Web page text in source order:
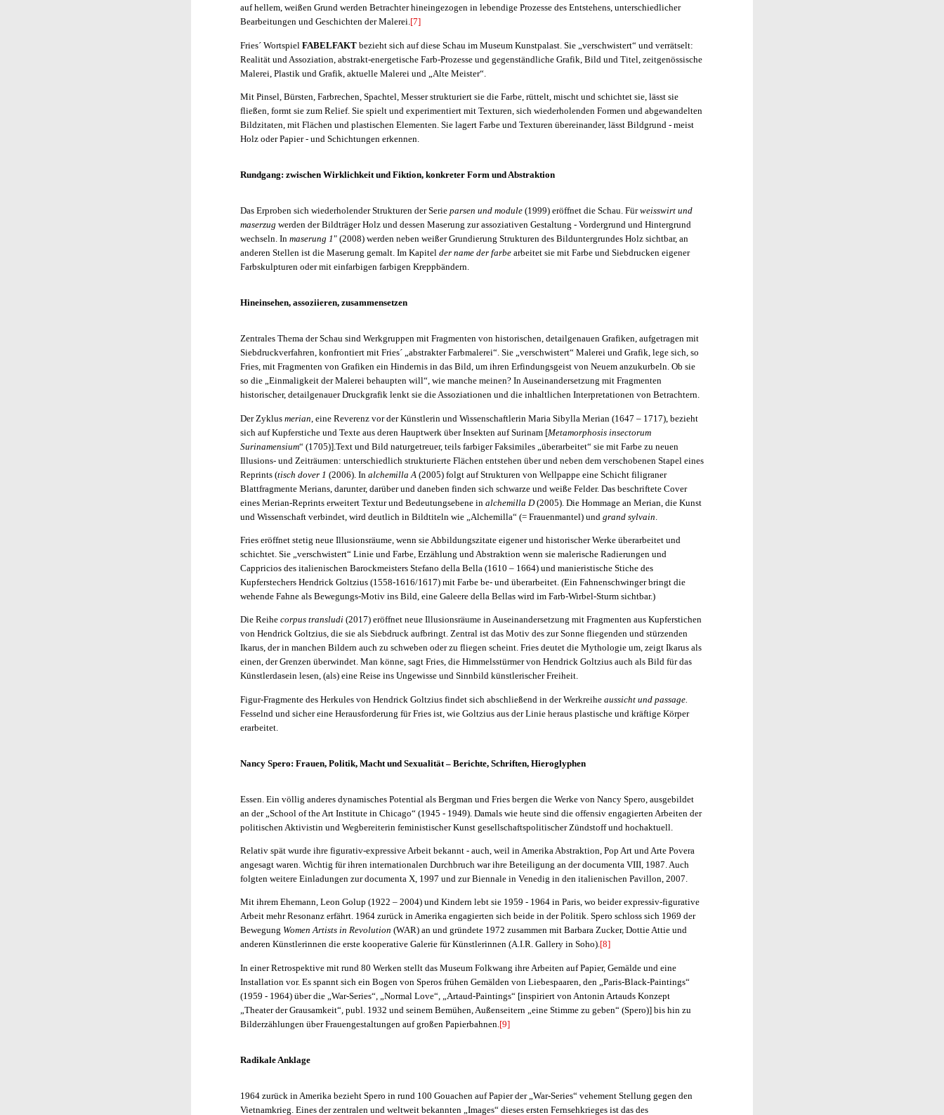
auf hellem, weißen Grund werden Betrachter hineingezogen in lebendige Prozesse des Entstehens, unterschiedlicher
Bearbeitungen und Geschichten der Malerei.[7]
Fries´ Wortspiel FABELFAKT bezieht sich auf diese Schau im Museum Kunstpalast. Sie „verschwistert“ und verrätselt:
Realität und Assoziation, abstrakt-energetische Farb-Prozesse und gegenständliche Grafik, Bild und Titel, zeitgenössische
Malerei, Plastik und Grafik, aktuelle Malerei und „Alte Meister“.
Mit Pinsel, Bürsten, Farbrechen, Spachtel, Messer strukturiert sie die Farbe, rüttelt, mischt und schichtet sie, lässt sie
fließen, formt sie zum Relief. Sie spielt und experimentiert mit Texturen, sich wiederholenden Formen und abgewandelten
Bildzitaten, mit Flächen und plastischen Elementen. Sie lagert Farbe und Texturen übereinander, lässt Bildgrund - meist
Holz oder Papier - und Schichtungen erkennen.
Rundgang: zwischen Wirklichkeit und Fiktion, konkreter Form und Abstraktion
Das Erproben sich wiederholender Strukturen der Serie parsen und module (1999) eröffnet die Schau. Fürweisswirt und
maserzug werden der Bildträger Holz und dessen Maserung zur assoziativen Gestaltung - Vordergrund und Hintergrund
wechseln. In maserung 1" (2008) werden neben weißer Grundierung Strukturen des Bilduntergrundes Holz sichtbar, an
anderen Stellen ist die Maserung gemalt. Im Kapitel der name der farbe arbeitet sie mit Farbe und Siebdrucken eigener
Farbskulpturen oder mit einfarbigen farbigen Kreppbändern.
Hineinsehen, assoziieren, zusammensetzen
Zentrales Thema der Schau sind Werkgruppen mit Fragmenten von historischen, detailgenauen Grafiken, aufgetragen mit
Siebdruckverfahren, konfrontiert mit Fries´ „abstrakter Farbmalerei“. Sie „verschwistert“ Malerei und Grafik, lege sich, so
Fries, mit Fragmenten von Grafiken ein Hindernis in das Bild, um ihren Erfindungsgeist von Neuem anzukurbeln. Ob sie
so die „Einmaligkeit der Malerei behaupten will“, wie manche meinen? In Auseinandersetzung mit Fragmenten
historischer, detailgenauer Druckgrafik lenkt sie die Assoziationen und die inhaltlichen Interpretationen von Betrachtern.
Der Zyklus merian , eine Reverenz vor der Künstlerin und Wissenschaftlerin Maria Sibylla Merian (1647 – 1717), bezieht
sich auf Kupferstiche und Texte aus deren Hauptwerk über Insekten auf Surinam [Metamorphosis insectorum
Surinamensium“ (1705)].Text und Bild naturgetreuer, teils farbiger Faksimiles „überarbeitet“ sie mit Farbe zu neuen
Illusions- und Zeiträumen: unterschiedlich strukturierte Flächen entstehen über und neben dem verschobenen Stapel eines
Reprints (tisch dover 1 (2006). In alchemilla A (2005) folgt auf Strukturen von Wellpappe eine Schicht filigraner
Blattfragmente Merians, darunter, darüber und daneben finden sich schwarze und weiße Felder. Das beschriftete Cover
eines Merian-Reprints erweitert Textur und Bedeutungsebene in alchemilla D(2005). Die Hommage an Merian, die Kunst
und Wissenschaft verbindet, wird deutlich in Bildtiteln wie „Alchemilla“ (= Frauenmantel) und grand sylvain
Fries eröffnet stetig neue Illusionsräume, wenn sie Abbildungszitate eigener und historischer Werke überarbeitet und
schichtet. Sie „verschwistert“ Linie und Farbe, Erzählung und Abstraktion wenn sie malerische Radierungen und
Cappricios des italienischen Barockmeisters Stefano della Bella (1610 – 1664) und manieristische Stiche des
Kupferstechers Hendrick Goltzius (1558-1616/1617) mit Farbe be- und überarbeitet. (Ein Fahnenschwinger bringt die
wehende Fahne als Bewegungs-Motiv ins Bild, eine Galeere della Bellas wird im Farb-Wirbel-Sturm sichtbar.)
Die Reihe corpus transludi (2017) eröffnet neue Illusionsräume in Auseinandersetzung mit Fragmenten aus Kupferstichen
von Hendrick Goltzius, die sie als Siebdruck aufbringt. Zentral ist das Motiv des zur Sonne fliegenden und stürzenden
Ikarus, der in manchen Bildern auch zu schweben oder zu fliegen scheint. Fries deutet die Mythologie um, zeigt Ikarus als
einen, der Grenzen überwindet. Man könne, sagt Fries, die Himmelsstürmer von Hendrick Goltzius auch als Bild für das
Künstlerdasein lesen, (als) eine Reise ins Ungewisse und Sinnbild künstlerischer Freiheit.
Figur-Fragmente des Herkules von Hendrick Goltzius findet sich abschließend in der Werkreihe aussicht und passage.
Fesselnd und sicher eine Herausforderung für Fries ist, wie Goltzius aus der Linie heraus plastische und kräftige Körper
erarbeitet.
Nancy Spero: Frauen, Politik, Macht und Sexualität – Berichte, Schriften, Hieroglyphen
Essen. Ein völlig anderes dynamisches Potential als Bergman und Fries bergen die Werke von Nancy Spero, ausgebildet
an der „School of the Art Institute in Chicago“ (1945 - 1949). Damals wie heute sind die offensiv engagierten Arbeiten der
politischen Aktivistin und Wegbereiterin feministischer Kunst gesellschaftspolitischer Zündstoff und hochaktuell.
Relativ spät wurde ihre figurativ-expressive Arbeit bekannt - auch, weil in Amerika Abstraktion, Pop Art und Arte Povera
angesagt waren. Wichtig für ihren internationalen Durchbruch war ihre Beteiligung an der documenta VIII, 1987. Auch
folgten weitere Einladungen zur documenta X, 1997 und zur Biennale in Venedig in den italienischen Pavillon, 2007.
Mit ihrem Ehemann, Leon Golup (1922 – 2004) und Kindern lebt sie 1959 - 1964 in Paris, wo beider expressiv-figurative
Arbeit mehr Resonanz erfährt. 1964 zurück in Amerika engagierten sich beide in der Politik. Spero schloss sich 1969 der
Bewegung Women Artists in Revolution (WAR) an und gründete 1972 zusammen mit Barbara Zucker, Dottie Attie und
anderen Künstlerinnen die erste kooperative Galerie für Künstlerinnen (A.I.R. Gallery in Soho).[8]
In einer Retrospektive mit rund 80 Werken stellt das Museum Folkwang ihre Arbeiten auf Papier, Gemälde und eine
Installation vor. Es spannt sich ein Bogen von Speros frühen Gemälden von Liebespaaren, den „Paris-Black-Paintings“
(1959 - 1964) über die „War-Series“, „Normal Love“, „Artaud-Paintings“ [inspiriert von Antonin Artauds Konzept
„Theater der Grausamkeit“, publ. 1932 und seinem Bemühen, Außenseitern „eine Stimme zu geben“ (Spero)] bis hin zu
Bilderzählungen über Frauengestaltungen auf großen Papierbahnen. [9]
Radikale Anklage
1964 zurück in Amerika bezieht Spero in rund 100 Gouachen auf Papier der „War-Series“ vehement Stellung gegen den
Vietnamkrieg. Eines der zentralen und weltweit bekannten „Images“ dieses ersten Fernsehkrieges ist das des